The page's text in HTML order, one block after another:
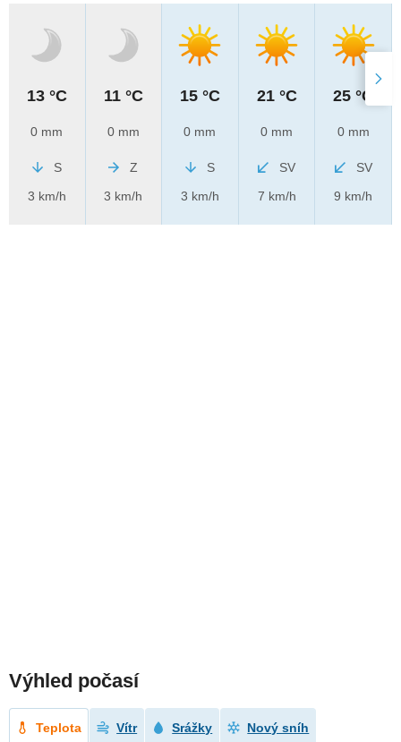
13 °C
0 mm
S
3 km/h
11 °C
0 mm
Z
3 km/h
15 °C
0 mm
S
3 km/h
21 °C
0 mm
SV
7 km/h
25 °C
0 mm
SV
9 km/h
Výhled počasí
Teplota Vítr Srážky Nový sníh